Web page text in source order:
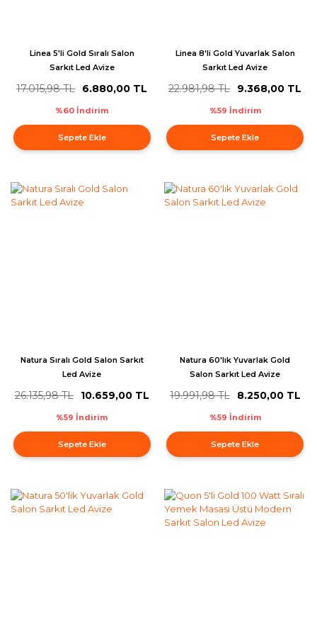
Linea 5'li Gold Sıralı Salon
Sarkıt Led Avize
17.015,98 TL 6.880,00 TL
%60 İndirim
Sepete Ekle
Linea 8'li Gold Yuvarlak Salon
Sarkıt Led Avize
22.981,98 TL 9.368,00 TL
%59 İndirim
Sepete Ekle
Natura Sıralı Gold Salon Sarkıt
Led Avize
26.135,98 TL 10.659,00 TL
%59 İndirim
Sepete Ekle
Natura 60'lık Yuvarlak Gold
Salon Sarkıt Led Avize
19.991,98 TL 8.250,00 TL
%59 İndirim
Sepete Ekle